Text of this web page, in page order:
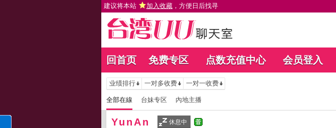
建议将本站 加入收藏 ，方便日后找寻
回首页 免费专区 点数充值中心 会员登入
业绩排行 一对多收费 一对一收费
全部在線 台妹专区 內地主播
YunAn 休息中